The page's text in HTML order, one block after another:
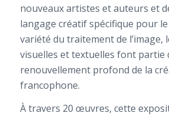
nouveaux artistes et auteurs et
langage créatif spécifique pour
variété du traitement de l’image,
visuelles et textuelles font partie
renouvellement profond de la
francophone.
À travers 20 œuvres, cette